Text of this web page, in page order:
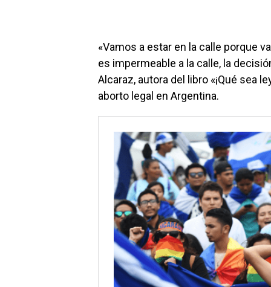
«Vamos a estar en la calle porque
es impermeable a la calle, la
Alcaraz, autora del libro «¡Qué sea
aborto legal en Argentina.